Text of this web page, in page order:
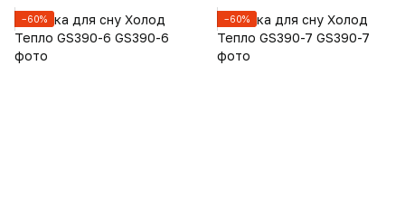
−60% −60%